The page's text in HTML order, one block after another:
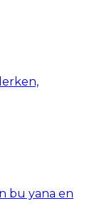
bu yana en